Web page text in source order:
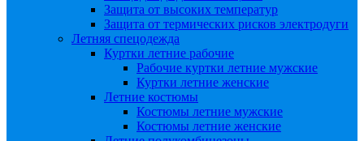
Защита от высоких температур
Защита от термических рисков электродуги
Летняя спецодежда
Куртки летние рабочие
Рабочие куртки летние мужские
Куртки летние женские
Летние костюмы
Костюмы летние мужские
Костюмы летние женские